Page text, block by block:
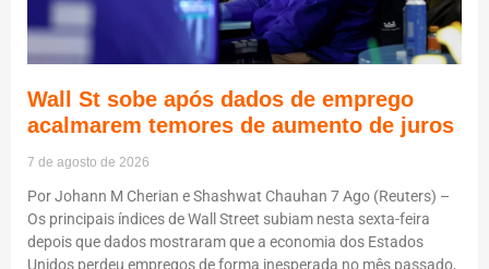
Wall St sobe após dados de emprego
acalmarem temores de aumento de juros
7 de agosto de 2026
Por Johann M Cherian e Shashwat Chauhan 7 Ago (Reuters) –
Os principais índices de Wall Street subiam nesta sexta-feira
depois que dados mostraram que a economia dos Estados
Unidos perdeu empregos de forma inesperada no mês passado,